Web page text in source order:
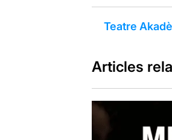
Teatre
Articles